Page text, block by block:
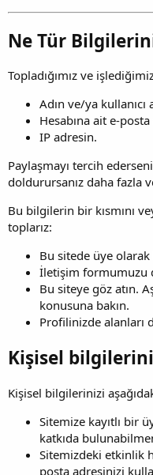
Ne Tür
Topladığımız ve
Adın ve/ya kullanıcı
Hesabına ait e-
IP adresin.
Paylaşmayı tercih
doldurursanız daha fazla
Bu bilgilerin bir kısmını
toplarız:
Bu sitede üye
İletişim formumuzu
Bu siteye göz atın.
konusuna bakın.
Profilinizde alanları
Kişisel
Kişisel bilgilerinizi
Sitemize kayıtlı bir
katkıda
Sitemizdeki etkinlik
posta adresinizi